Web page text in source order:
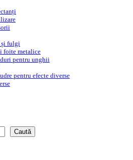
fulgi
foite metalice
pentru unghii
pentru efecte diverse
Caută